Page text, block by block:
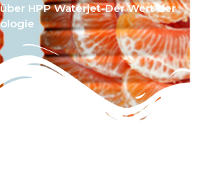
HPP Waterjet-Der Wert der